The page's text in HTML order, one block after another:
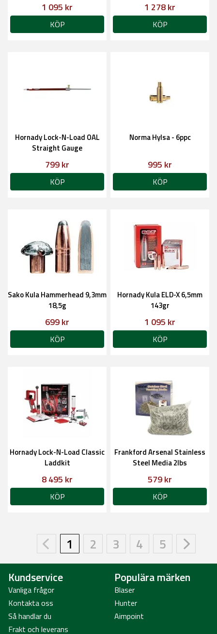
1 095 kr
KÖP
1 278 kr
KÖP
Hornady Lock-N-Load OAL
Straight Gauge
799 kr
KÖP
Norma Hylsa - 6ppc
995 kr
KÖP
Sako Kula Hammerhead 9,3mm
18,5g
699 kr
KÖP
Hornady Kula ELD-X 6,5mm
143gr
1 095 kr
KÖP
Hornady Lock-N-Load Classic
Laddkit
8 495 kr
KÖP
Frankford Arsenal Stainless
Steel Media 2lbs
579 kr
KÖP
1 2 3 4 5
Kundservice
Vanliga frågor
Kontakta oss
Så handlar du
Frakt och leverans
Populära märken
Blaser
Hunter
Aimpoint